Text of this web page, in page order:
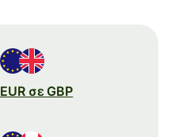
EUR σε GBP